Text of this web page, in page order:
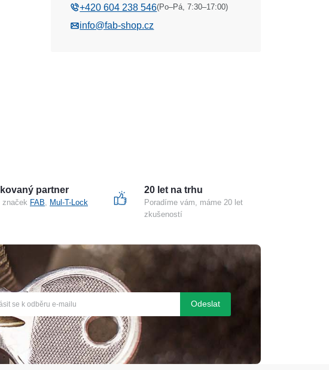
+420 604 238 546(Po–Pá, 7:30–17:00)
info@fab-shop.cz
partner
značek FAB
Mul-T-Lock
20 let na trhu
Poradíme vám, máme 20 let
zkušeností
Odeslat